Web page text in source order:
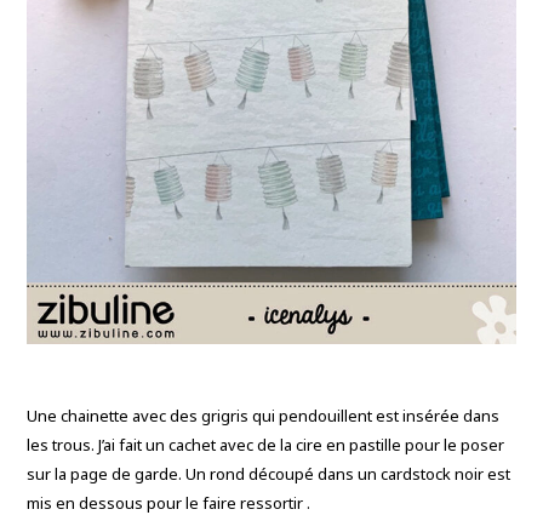
Une chainette avec des grigris qui pendouillent est insérée dans
les trous. J’ai fait un cachet avec de la cire en pastille pour le poser
sur la page de garde. Un rond découpé dans un cardstock noir est
mis en dessous pour le faire ressortir .